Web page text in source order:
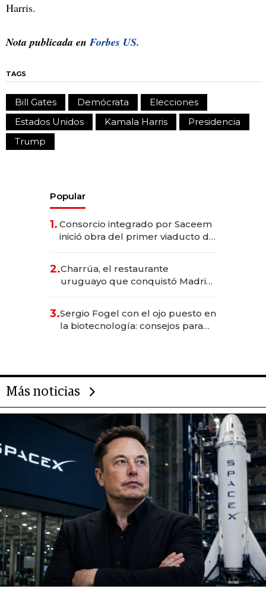
Harris.
Nota publicada enForbes US.
TAGS
Bill Gates Demócrata
Elecciones
Estados Unidos
Kamala Harris
Presidencia
Trump
Popular
1. Consorcio integrado por Saceem
inició obra del primer viaducto de
millones
2.Charrúa, el restaurante
uruguayo que conquistó Madrid:
anticipación y prepara apertura
3.Sergio Fogel con el ojo puesto en
la biotecnología: consejos para
Más noticias